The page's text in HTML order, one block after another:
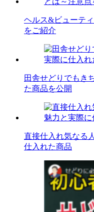
ヘルス&ビューテ
をご紹介
田舎せどりでもき
た商品を公開
直接仕入れ気なる
仕入れた商品